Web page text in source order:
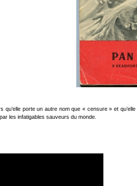
porte un autre nom que « censure » et
les infatigables sauveurs du monde.